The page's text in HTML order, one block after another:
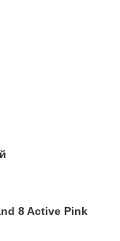
8 Active Pink